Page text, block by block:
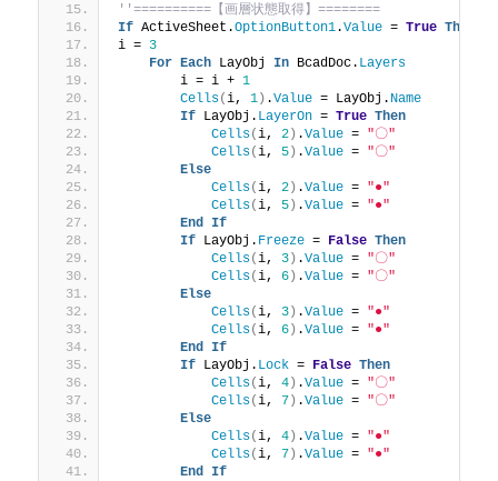
''==========【画層状態取得】========
If ActiveSheet.OptionButton1.Value = True Then
i = 3
For Each LayObj In BcadDoc. Layers
        i = i +
1
Cells(i, 1 ) .Value = LayObj. Name
If LayObj. LayerOn = True Then
Cells(i, 2 ) .Value = "〇"
Cells(i, 5 ) .Value = "〇"
Else
Cells(i, 2 ) .Value = "●"
Cells(i, 5 ) .Value = "●"
End If
If LayObj. Freeze = False Then
Cells(i, 3 ) .Value = "〇"
Cells(i, 6 ) .Value = "〇"
Else
Cells(i, 3 ) .Value = "●"
Cells(i, 6 ) .Value = "●"
End If
If LayObj. Lock = False Then
Cells(i, 4 ) .Value = "〇"
Cells(i, 7 ) .Value = "〇"
Else
Cells(i, 4 ) .Value = "●"
Cells(i, 7 ) .Value = "●"
End If